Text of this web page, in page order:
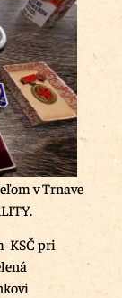
v Trnave
KSČ pri